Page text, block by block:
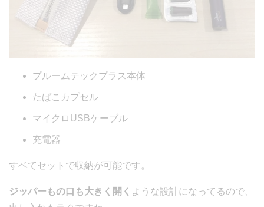
プルームテックプラス本体
たばこカプセル
マイクロUSBケーブル
充電器
すベてセットで収納が可能です。
ジッパーもの口も大きく開く ような設計になってるので、